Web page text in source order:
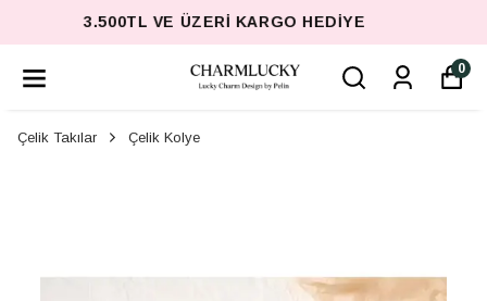
3.500TL VE ÜZERI KARGO HEDIYE
0
Çelik Takılar Çelik Kolye